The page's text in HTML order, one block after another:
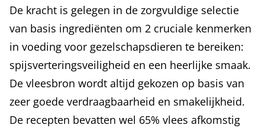
De kracht is gelegen in de zorgvuldige selectie
van basis ingrediënten om 2 cruciale kenmerken
in voeding voor gezelschapsdieren te bereiken:
spijsverteringsveiligheid en een heerlijke smaak.
De vleesbron wordt altijd gekozen op basis van
zeer goede verdraagbaarheid en smakelijkheid.
De recepten bevatten wel 65% vlees afkomstig